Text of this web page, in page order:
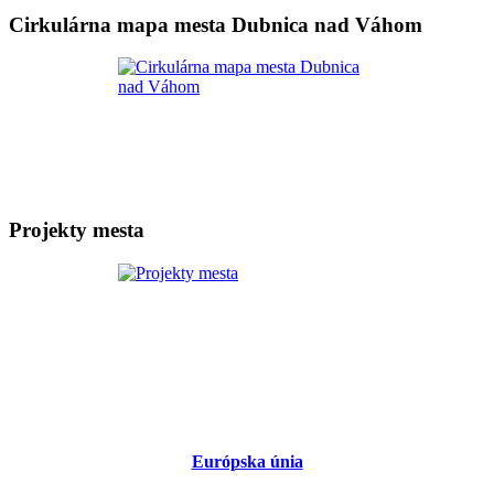
Cirkulárna mapa mesta Dubnica nad Váhom
Projekty mesta
Európska únia